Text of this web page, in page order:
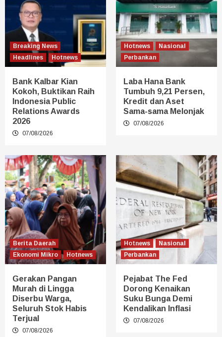
Breaking News
Headlines
Hotnews
Bank Kalbar Kian
Kokoh, Buktikan Raih
Indonesia Public
Relations Awards
2026
07/08/2026
Hotnews
Nasional
Perbankan
Laba Hana Bank
Tumbuh 9,21 Persen,
Kredit dan Aset
Sama-sama Melonjak
07/08/2026
Berita Daerah
Ekonomi Mikro
Hotnews
Gerakan Pangan
Murah di Lingga
Diserbu Warga,
Seluruh Stok Habis
Terjual
07/08/2026
Hotnews
Nasional
Perbankan
Pejabat The Fed
Dorong Kenaikan
Suku Bunga Demi
Kendalikan Inflasi
07/08/2026